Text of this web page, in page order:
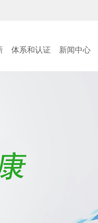
体系和认证 新闻中心